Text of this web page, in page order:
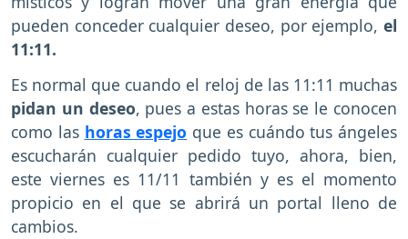
pueden conceder cualquier deseo, por ejemplo, el
11:11.
Es normal que cuando el reloj de las 11:11 muchas
pidan un deseo, pues a estas horas se le conocen
como las horas espejo que es cuándo tus ángeles
escucharán cualquier pedido tuyo, ahora, bien,
este viernes es 11/11 también y es el momento
propicio en el que se abrirá un portal lleno de
cambios.